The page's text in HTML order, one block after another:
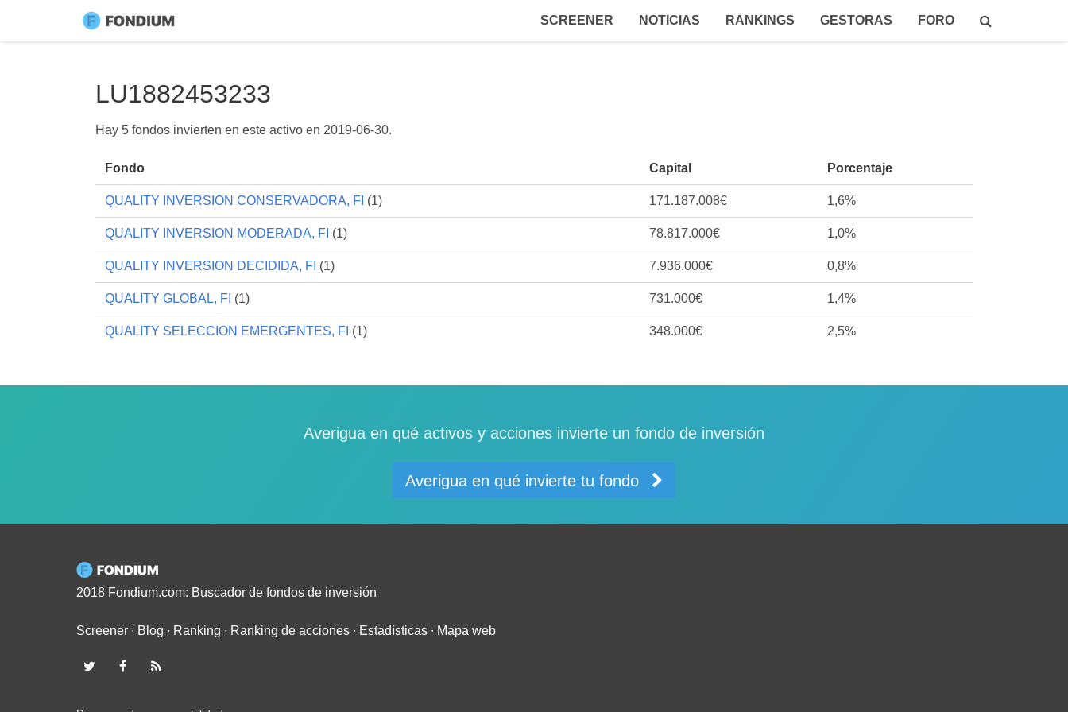
SCREENER NOTICIAS RANKINGS GESTORAS FORO
LU1882453233
Hay 5 fondos invierten en este activo en 2019-06-30.
Fondo Capital Porcentaje
QUALITY INVERSION CONSERVADORA, FI (1) 171.187.008€ 1,6%
QUALITY INVERSION MODERADA, FI (1) 78.817.000€ 1,0%
QUALITY INVERSION DECIDIDA, FI (1) 7.936.000€ 0,8%
QUALITY GLOBAL, FI (1) 731.000€ 1,4%
QUALITY SELECCION EMERGENTES, FI (1) 348.000€ 2,5%
Averigua en qué activos y acciones invierte un fondo de inversión
Averigua en qué invierte tu fondo
2018 Fondium.com: Buscador de fondos de inversión
Screener ∙ Blog ∙ Ranking ∙ Ranking de acciones ∙ Estadísticas ∙ Mapa web